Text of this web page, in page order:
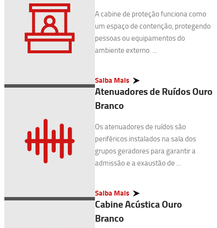
A cabine de proteção funciona como
um espaço de contenção, protegendo
pessoas ou equipamentos do
ambiente externo. ...
Saiba Mais
Atenuadores de Ruídos Ouro
Branco
Os atenuadores de ruídos são
periféricos instalados na sala dos
grupos geradores para garantir a
admissão e a exaustão de ...
Saiba Mais
Cabine Acústica Ouro
Branco